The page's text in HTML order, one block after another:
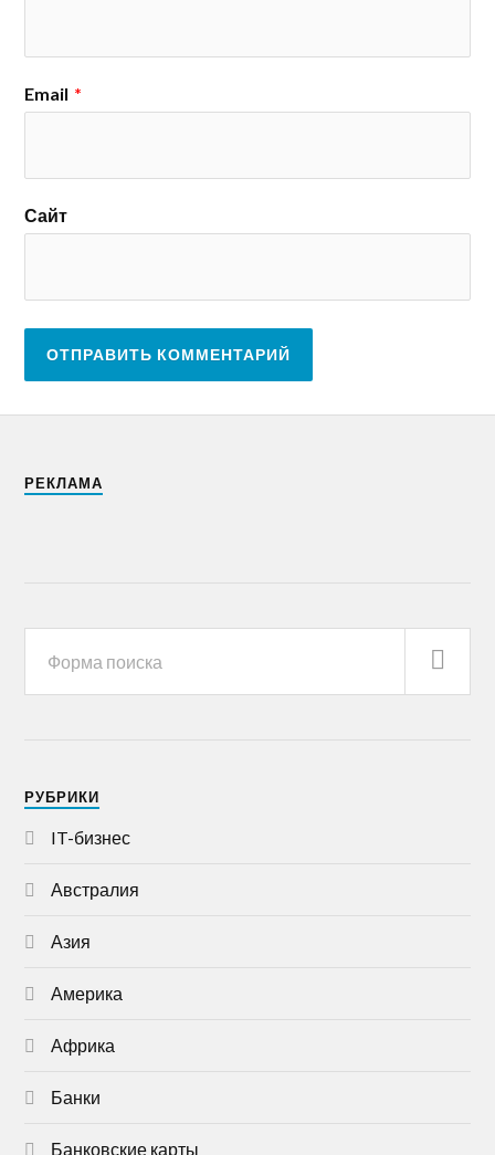
Email *
Сайт
РЕКЛАМА
РУБРИКИ
IT-бизнес
Австралия
Азия
Америка
Африка
Банки
Банковские карты